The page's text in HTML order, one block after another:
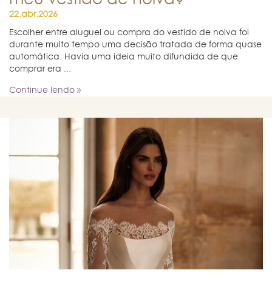
22.abr.2026
Escolher entre aluguel ou compra do vestido de noiva foi
durante muito tempo uma decisão tratada de forma quase
automática. Havia uma ideia muito difundida de que
comprar era ...
Continue lendo »